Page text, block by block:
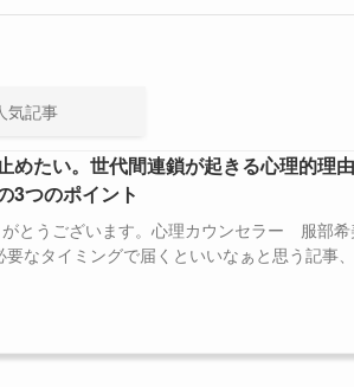
気記事
めたい。世代間連鎖が起きる心理的理由
3つのポイント
とうございます。心理カウンセラー 服部希
なタイミングで届くといいなぁと思う記事、